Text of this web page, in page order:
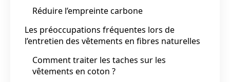
Réduire l’empreinte carbone
Les préoccupations fréquentes lors de
l’entretien des vêtements en fibres naturelles
Comment traiter les taches sur les
vêtements en coton ?